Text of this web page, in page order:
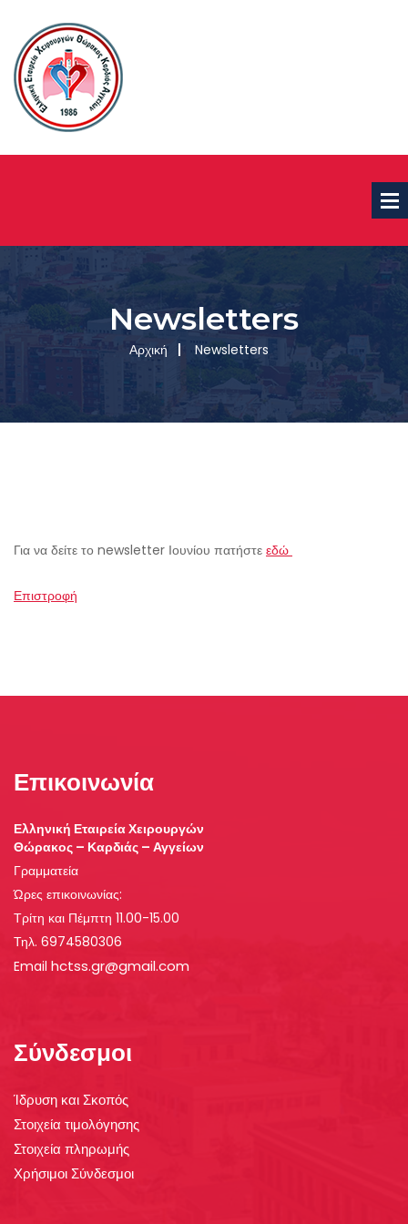
Newsletters
Αρχική Newsletters
Για να δείτε το newsletter Ιουνίου πατήστε εδώ
Επιστροφή
Επικοινωνία
Ελληνική Εταιρεία Χειρουργών
Θώρακος – Καρδιάς – Αγγείων
Γραμματεία
Ώρες επικοινωνίας:
Τρίτη και Πέμπτη 11.00-15.00
Τηλ. 6974580306
Email hctss.gr@gmail.com
Σύνδεσμοι
Ίδρυση και Σκοπός
Στοιχεία τιμολόγησης
Στοιχεία πληρωμής
Χρήσιμοι Σύνδεσμοι